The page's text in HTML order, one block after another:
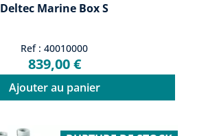
Deltec Marine Box S
Ref : 40010000
839,00 €
Ajouter au panier